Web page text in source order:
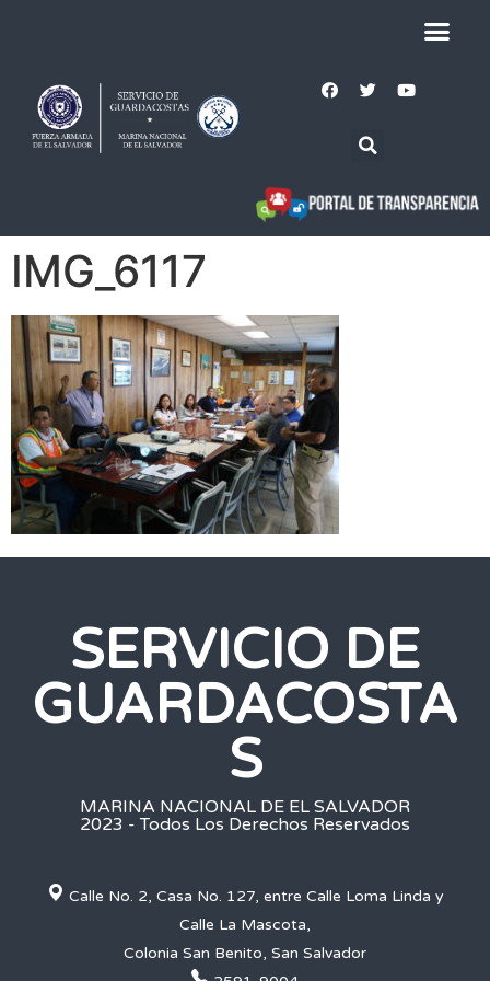
IMG_6117
SERVICIO DE
GUARDACOSTA
S
MARINA NACIONAL DE EL SALVADOR
2023 - Todos Los Derechos Reservados
Calle No. 2, Casa No. 127, entre Calle Loma Linda y
Calle La Mascota,
Colonia San Benito, San Salvador